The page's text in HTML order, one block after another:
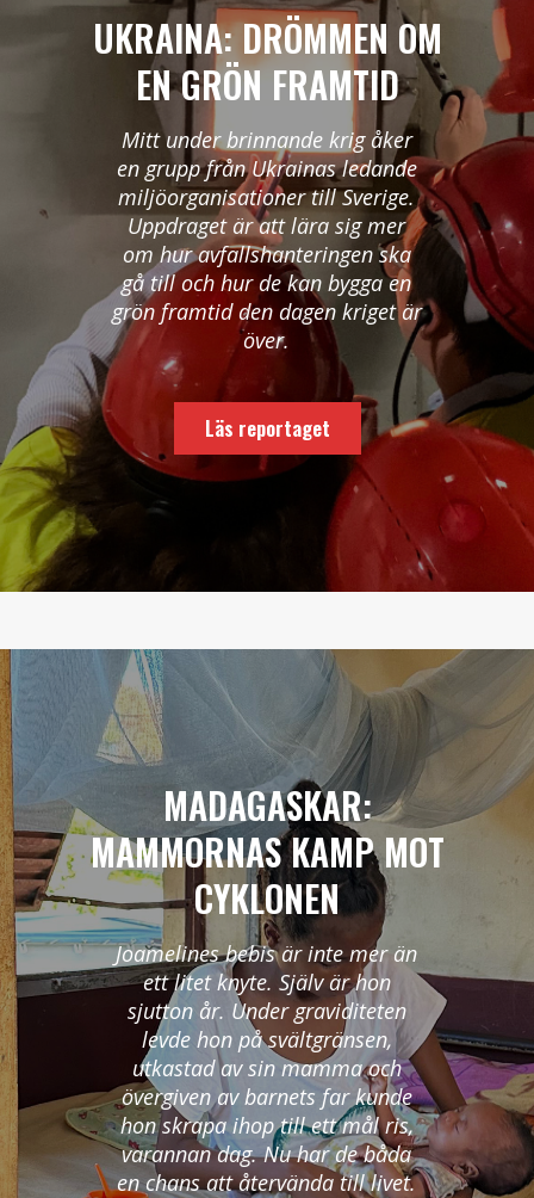
UKRAINA: DRÖMMEN OM
EN GRÖN FRAMTID
Mitt under brinnande krig åker
en grupp från Ukrainas ledande
miljöorganisationer till Sverige.
Uppdraget är att lära sig mer
om hur avfallshanteringen ska
gå till och hur de kan bygga en
grön framtid den dagen kriget är
över.
Läs reportaget
MADAGASKAR:
MAMMORNAS KAMP MOT
CYKLONEN
Joamelines bebis är inte mer än
ett litet knyte. Själv är hon
sjutton år. Under graviditeten
levde hon på svältgränsen,
utkastad av sin mamma och
övergiven av barnets far kunde
hon skrapa ihop till ett mål ris,
varannan dag. Nu har de båda
en chans att återvända till livet.